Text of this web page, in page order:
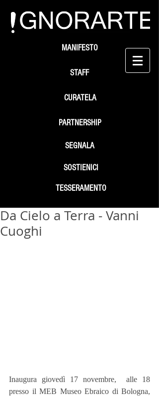
STAFF
SEGNALA
SOSTIENICI
MANIFESTO
PARTNERSHIP
TESSERAMENTO
CURATELA
Da Cielo a Terra - Vanni
Cuoghi
Inaugura giovedì 17 novembre,  alle 18
presso il MEB Museo Ebraico di Bologna,